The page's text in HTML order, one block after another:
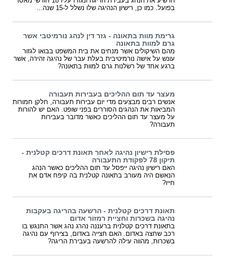
בפועל. כמו כן, רישיון הנהיגה שלו נשלל ל-15 שנה...
גרימת מוות בתאונה - גזר דין לנהג נורמיטבי אשר
גרם למוות בתאונה
מהם השיקולים אשר מנחים את בית המשפט בבואו לגזור
עונש על אישה נורמיטיבית בעלת עבר של נהיגה זהירה, אשר
ברגע אחד של רשלנות גרם למוות בתאונה?
מעצר עד תום ההליכים בעבירות תעבורה
אנשים רבים מבצעים מדי יום עבירות תעבורה, חלקן חמורות
המביאות את הנהגים הסוררים בפני שופט. האם יש להורות
על מעצר עד תום ההליכים כאשר מדובר בעבירות
תעבורה?
פסילת רישיון נהיגה לאחר תאונת דרכים קטלנית -
תיקון 78 לפקודת התעבורה
האם רישיון נהיגה ייפסל עד תום ההליכים כאשר הנהג
הנאשם היה מעורב בתאונה קטלנית בה קיפח אדם את
חייו?
תאונת דרכים קטלנית - הרשעה בהריגה בעקבות
נהיגה בשכרות וחציית רמזור אדום
בתאונת דרכים קטלנית ברעננה נהרג נהג אשר התנגש בו
רכב שחצה באדום. האם חצייה באדום, בצירוף עם נהיגה
בשכרות, מהווה עילה להרשעה בעבירת הריגה?